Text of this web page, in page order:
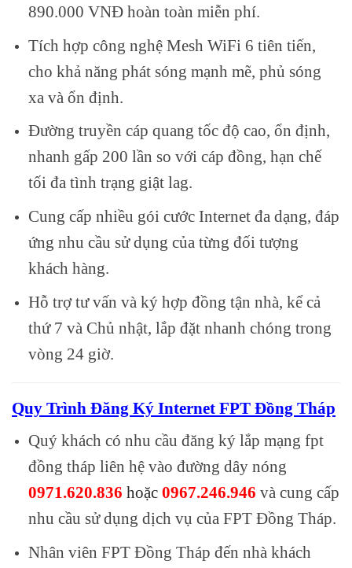
890.000 VNĐ hoàn toàn miễn phí.
Tích hợp công nghệ Mesh WiFi 6 tiên tiến,
cho khả năng phát sóng mạnh mẽ, phủ sóng
xa và ổn định.
Đường truyền cáp quang tốc độ cao, ổn định,
nhanh gấp 200 lần so với cáp đồng, hạn chế
tối đa tình trạng giật lag.
Cung cấp nhiều gói cước Internet đa dạng, đáp
ứng nhu cầu sử dụng của từng đối tượng
khách hàng.
Hỗ trợ tư vấn và ký hợp đồng tận nhà, kể cả
thứ 7 và Chủ nhật, lắp đặt nhanh chóng trong
vòng 24 giờ.
Quy Trình Đăng Ký Internet FPT Đồng Tháp
Quý khách có nhu cầu đăng ký lắp mạng fpt
đồng tháp liên hệ vào đường dây nóng
0971.620.836 hoặc0967.246.946 và cung cấp
nhu cầu sử dụng dịch vụ của FPT Đồng Tháp.
Nhân viên FPT Đồng Tháp đến nhà khách